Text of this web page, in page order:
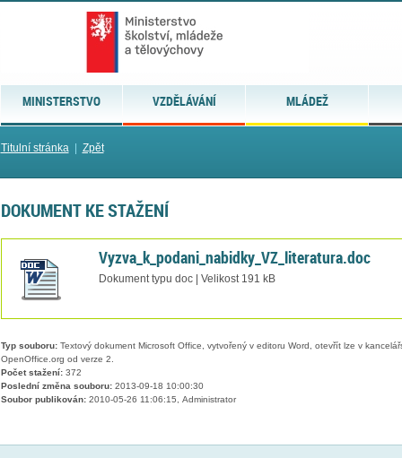
MINISTERSTVO VZDĚLÁVÁNÍ MLÁDEŽ
Titulní stránka| Zpět
DOKUMENT KE STAŽENÍ
Vyzva_k_podani_nabidky_VZ_literatura.doc
Dokument typu doc | Velikost 191 kB
Typ souboru:Textový dokument Microsoft Office, vytvořený v editoru Word, otevřít lze v
OpenOffice.org od verze 2.
Počet stažení:372
Poslední změna souboru:2013-09-18 10:00:30
Soubor publikován:2010-05-26 11:06:15, Administrator